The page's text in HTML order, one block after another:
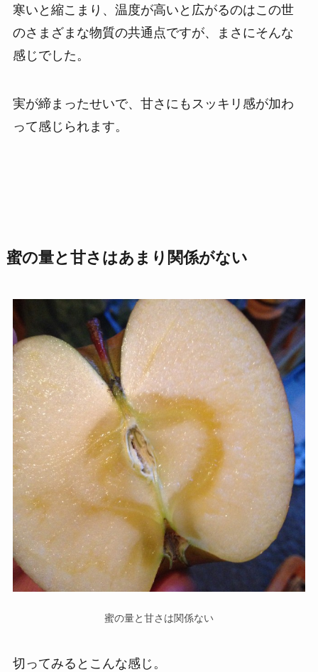
寒いと縮こまり、温度が高いと広がるのはこの世
のさまざまな物質の共通点ですが、まさにそんな
感じでした。
実が締まったせいで、甘さにもスッキリ感が加わ
って感じられます。
蜜の量と甘さはあまり関係がない
蜜の量と甘さは関係ない
切ってみるとこんな感じ。